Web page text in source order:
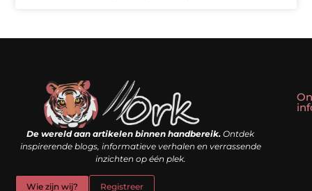
De wereld aan artikelen binnen handbereik. Ontdek
inspirerende blogs, informatieve verhalen en verrassende
inzichten op één plek.
Wie zijn wij? Registreer